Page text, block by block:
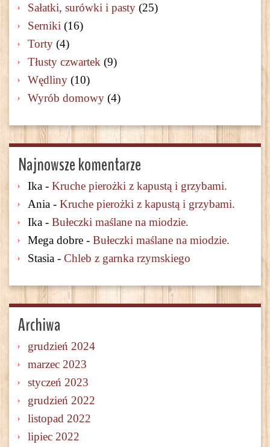
Sałatki, surówki i pasty (25)
Serniki (16)
Torty (4)
Tłusty czwartek (9)
Wędliny (10)
Wyrób domowy (4)
Najnowsze komentarze
Ika - Kruche pierożki z kapustą i grzybami.
Ania - Kruche pierożki z kapustą i grzybami.
Ika - Bułeczki maślane na miodzie.
Mega dobre - Bułeczki maślane na miodzie.
Stasia - Chleb z garnka rzymskiego
Archiwa
grudzień 2024
marzec 2023
styczeń 2023
grudzień 2022
listopad 2022
lipiec 2022